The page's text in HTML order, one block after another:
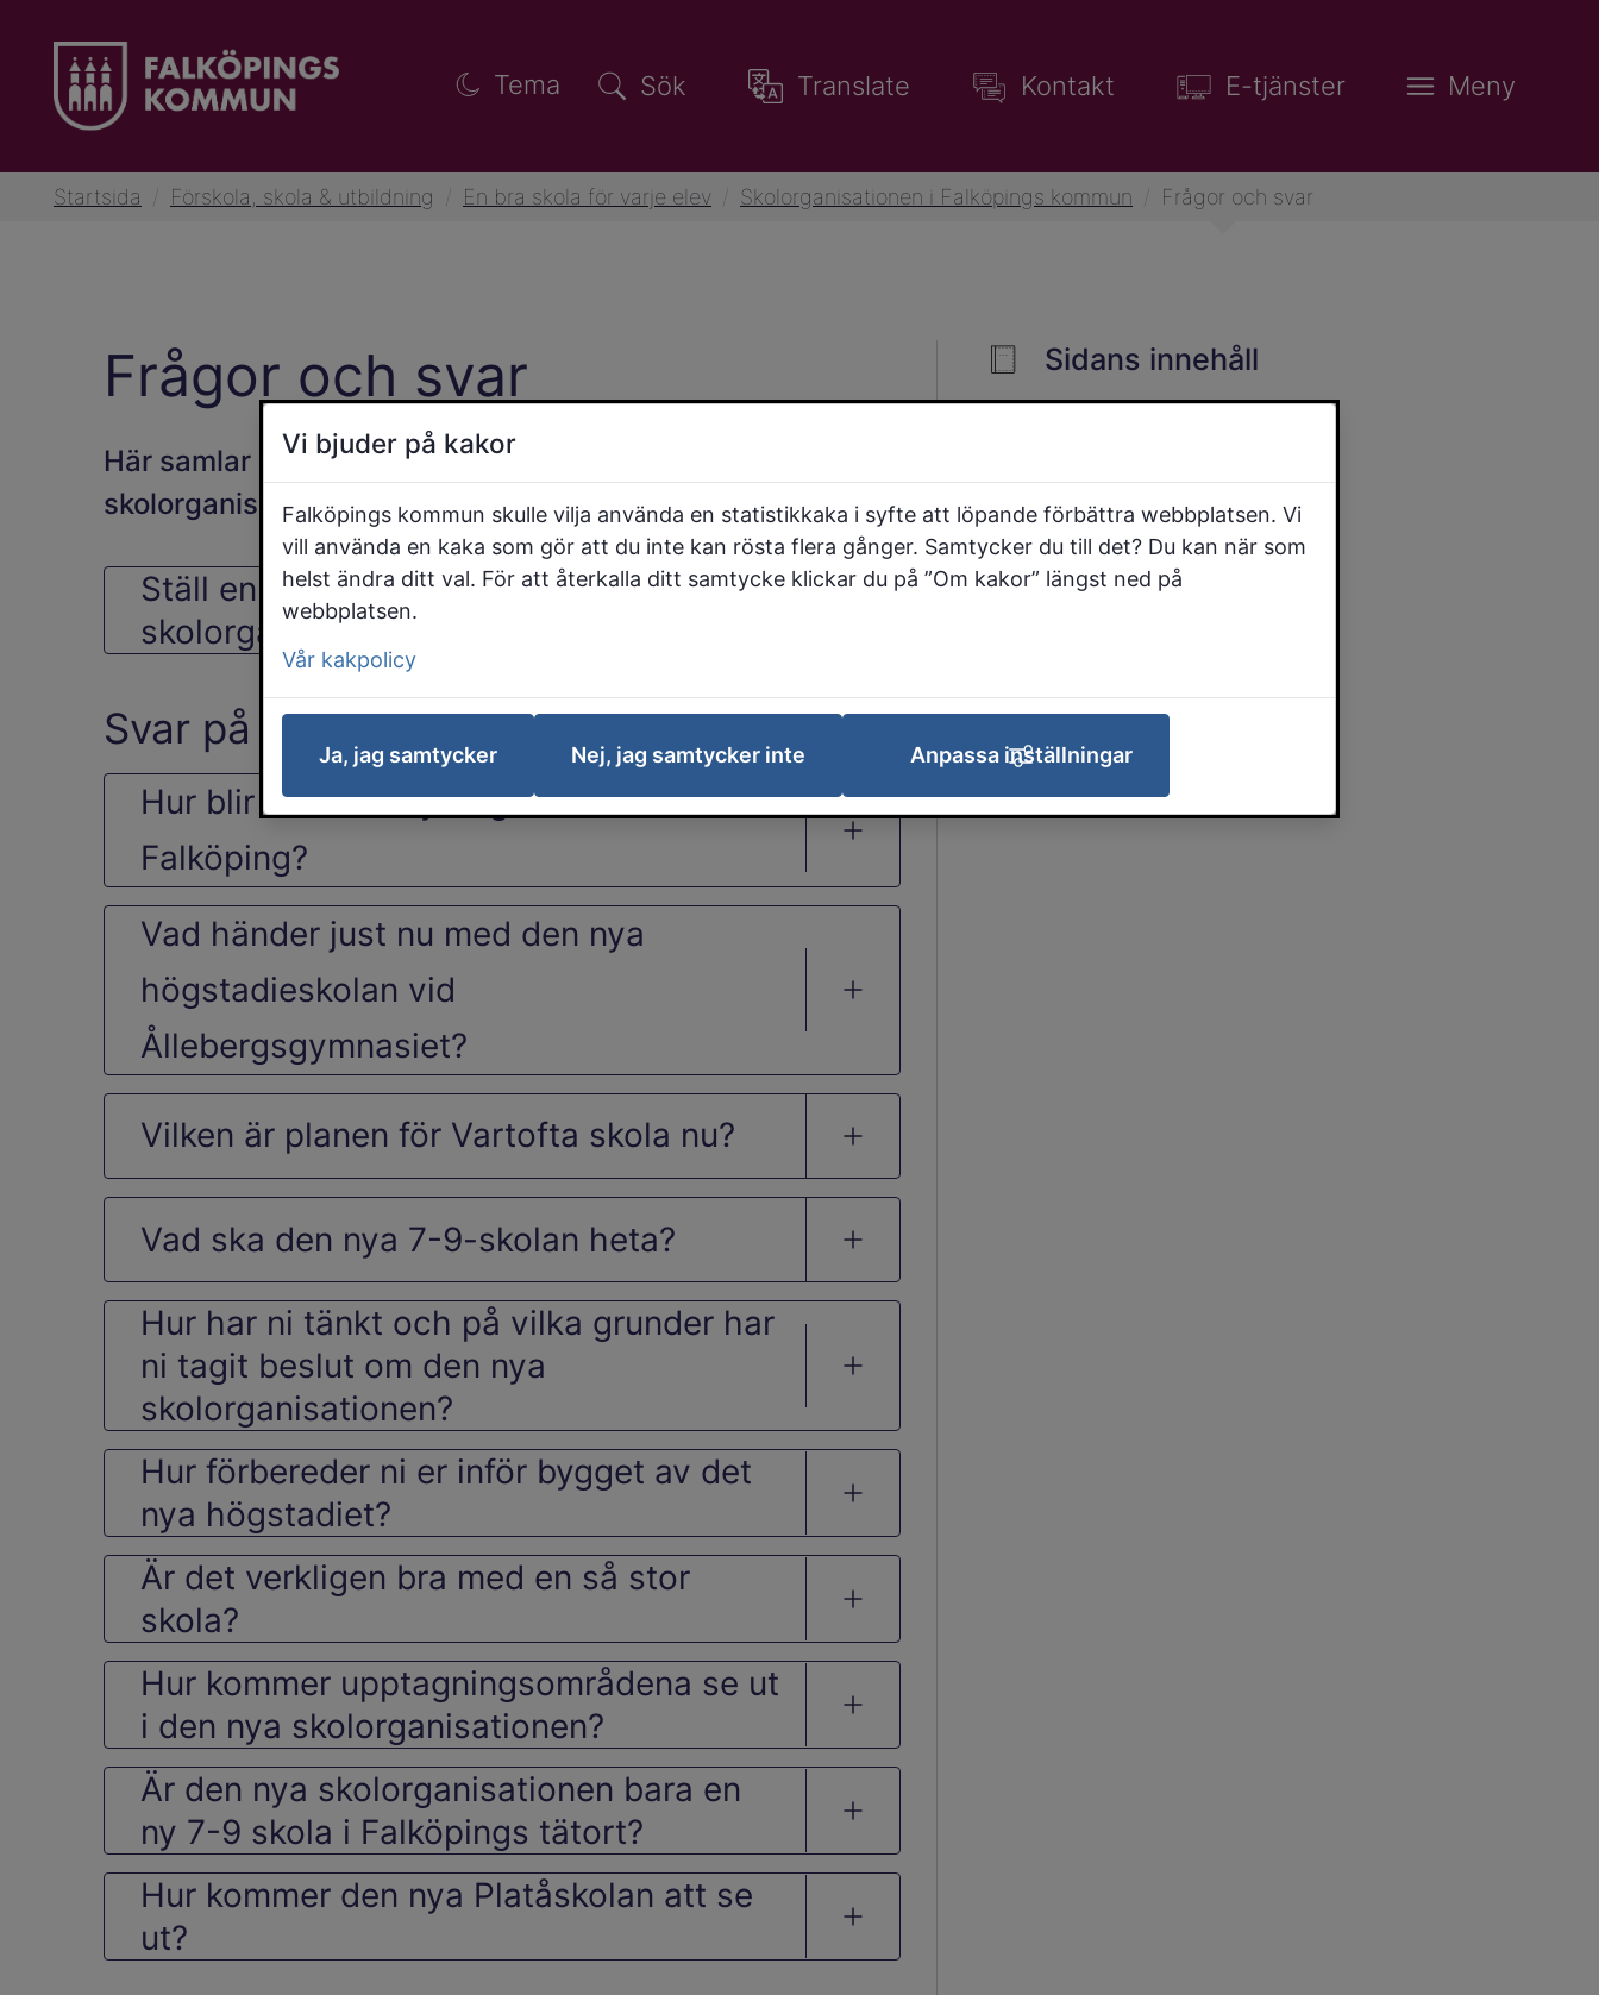
Tema Sök Translate Kontakt E-tjänster Meny
Startsida Förskola, skola & utbildning En bra skola för varje elev Skolorganisationen i Falköpings kommun Frågor och svar
Frågor och svar
Här samlar vi vanliga frågor och svar om
skolorganisationen. Skicka gärna in din fråga
Ställ en egen fråga om
skolorganisationen
Svar på inskickade frågor
Hur blir det med ny högstadieskola för
Falköping?
Vad händer just nu med den nya
högstadieskolan vid
Ållebergsgymnasiet?
Vilken är planen för Vartofta skola nu?
Vad ska den nya 7-9-skolan heta?
Hur har ni tänkt och på vilka grunder har
ni tagit beslut om den nya
skolorganisationen?
Hur förbereder ni er inför bygget av det
nya högstadiet?
Är det verkligen bra med en så stor
skola?
Hur kommer upptagningsområdena se ut
i den nya skolorganisationen?
Är den nya skolorganisationen bara en
ny 7-9 skola i Falköpings tätort?
Hur kommer den nya Platåskolan att se
ut?
Sidans innehåll
Vi bjuder på kakor
Falköpings kommun skulle vilja använda en statistikkaka i syfte att löpande förbättra webbplatsen. Vi
vill använda en kaka som gör att du inte kan rösta flera gånger. Samtycker du till det? Du kan när som
helst ändra ditt val. För att återkalla ditt samtycke klickar du på ”Om kakor” längst ned på
webbplatsen.
Vår kakpolicy
Ja, jag samtycker Nej, jag samtycker inte Anpassa inställningar